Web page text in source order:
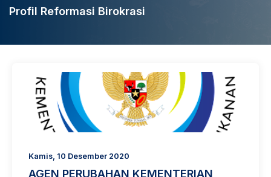
Profil Reformasi Birokrasi
Kamis, 10 Desember 2020
AGEN PERUBAHAN KEMENTERIAN